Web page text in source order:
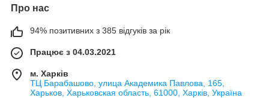
Про нас
94% позитивних з 385 відгуків за рік
Працює з 04.03.2021
м. Харків
ТЦ Барабашово, улица Академика Павлова, 165,
Харьков, Харьковская область, 61000, Харків, Україна